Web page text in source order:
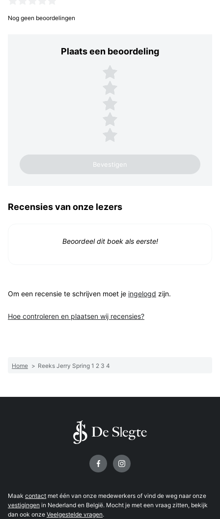
Nog geen beoordelingen
Plaats een beoordeling
Plaats een beoordeling
5 sterren
4 sterren
3 sterren
2 sterren
1 ster
Recensies van onze lezers
Beoordeel dit boek als eerste!
Om een recensie te schrijven moet je ingelogd zijn.
Hoe controleren en plaatsen wij recensies?
Home > Reeks Jerry Spring 1 2 3 4
Maak contact met één van onze medewerkers of vind de weg naar onze
vestigingen in Nederland en België. Mocht je met een vraag zitten, bekijk
dan ook onze Veelgestelde vragen.